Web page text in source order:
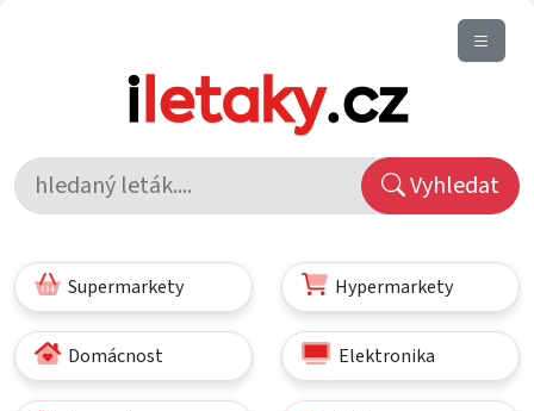
Vyhledat
Supermarkety Hypermarkety
Domácnost Elektronika